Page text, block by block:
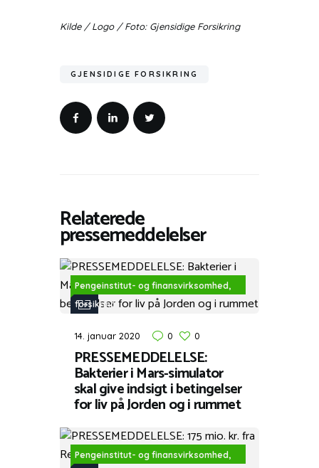
Kilde / Logo / Foto: Gjensidige Forsikring
GJENSIDIGE FORSIKRING
Relaterede
pressemeddelelser
Pengeinstitut- og finansvirksomhed,
forsikring
14. januar 2020 0 0
PRESSEMEDDELELSE:
Bakterier i Mars-simulator
skal give indsigt i betingelser
for liv på Jorden og i rummet
Pengeinstitut- og finansvirksomhed,